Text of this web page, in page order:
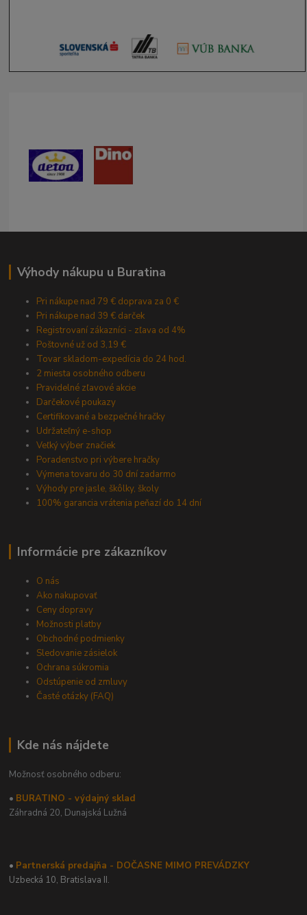
Výhody nákupu u Buratina
Pri nákupe nad 79 € doprava za 0 €
Pri nákupe nad 39 € darček
Registrovaní zákazníci - zľava od 4%
Poštovné už od 3,19 €
Tovar skladom-expedícia do 24 hod.
2 miesta osobného odberu
Pravidelné zľavové akcie
Darčekové poukazy
Certifikované a bezpečné hračky
Udržateľný e-shop
Veľký výber značiek
Poradenstvo pri výbere hračky
Výmena tovaru do 30 dní zadarmo
Výhody pre jasle, škôlky, školy
100% garancia vrátenia peňazí do 14 dní
Informácie pre zákazníkov
O nás
Ako nakupovať
Ceny dopravy
Možnosti platby
Obchodné podmienky
Sledovanie zásielok
Ochrana súkromia
Odstúpenie od zmluvy
Časté otázky (FAQ)
Kde nás nájdete
Možnosť osobného odberu:
• BURATINO - výdajný sklad
Záhradná 20, Dunajská Lužná
• Partnerská predajňa - DOČASNE MIMO PREVÁDZKY
Uzbecká 10, Bratislava II.